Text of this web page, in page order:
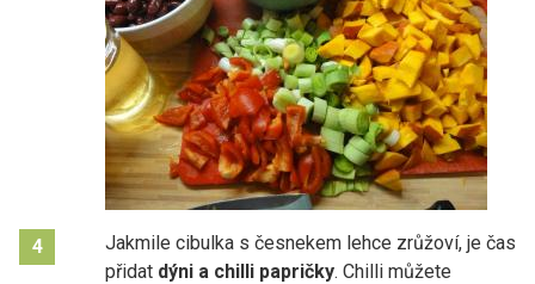
4
Jakmile cibulka s česnekem lehce zrůžoví, je čas
přidat dýni a chilli papričky. Chilli můžete